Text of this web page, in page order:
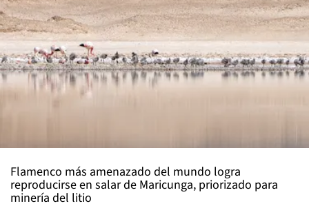
Flamenco más amenazado del mundo logra
reproducirse en salar de Maricunga, priorizado para
minería del litio